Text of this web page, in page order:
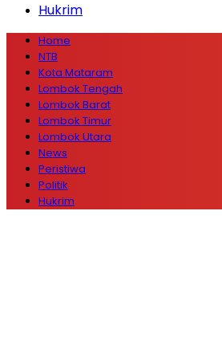
Hukrim
Home
NTB
Kota Mataram
Lombok Tengah
Lombok Barat
Lombok Timur
Lombok Utara
News
Peristiwa
Politik
Hukrim